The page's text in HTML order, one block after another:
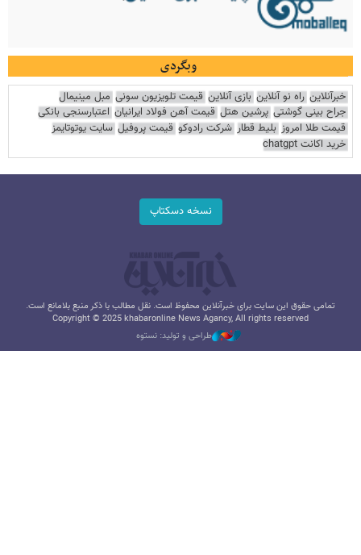
وبگردی
خبرآنلاین راه نو آنلاین بازی آنلاین قیمت تلویزیون سونی مبل مینیمال
جراح بینی گوشتی پرشین هتل قیمت آهن فولاد ایرانیان اعتبارسنجی بانکی
قیمت طلا امروز بلیط قطار شرکت رادوکو قیمت پروفیل سایت یوتوتایمز
خرید اکانت chatgpt
نسخه دسکتاپ
تمامی حقوق این سایت برای خبرآنلاین محفوظ است. نقل مطالب با ذکر منبع بلامانع است.
Copyright © 2025 khabaronline News Agancy, All rights reserved
طراحی و تولید: نستوه